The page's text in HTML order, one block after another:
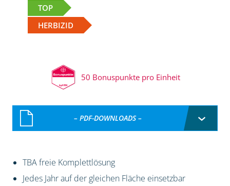
TOP
HERBIZID
50 Bonuspunkte pro Einheit
– PDF-DOWNLOADS –
TBA freie Komplettlösung
Jedes Jahr auf der gleichen Fläche einsetzbar